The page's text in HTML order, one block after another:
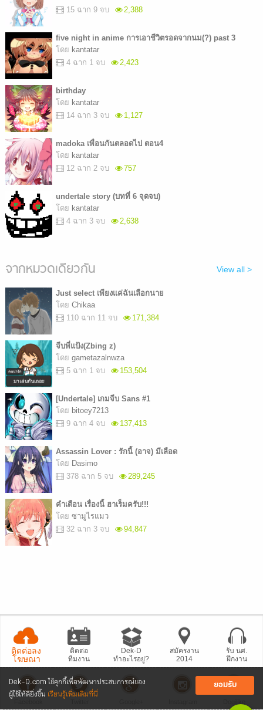
Dek-D.com ใช้คุกกี้เพื่อพัฒนาประสบการณ์ของ
ผู้ใช้ให้ดียิ่งขึ้น เรียนรู้เพิ่มเติมที่นี่
ยอมรับ
15 ฉาก 9 จบ
2,388
five night in anime การเอาชีวิตรอดจากนม(?) past 3
โดย kantatar
4 ฉาก 1 จบ
2,423
birthday
โดย kantatar
14 ฉาก 3 จบ
1,127
madoka เพื่อนกันตลอดไป ตอน4
โดย kantatar
12 ฉาก 2 จบ
757
undertale story (บทที่ 6 จุดจบ)
โดย kantatar
4 ฉาก 3 จบ
2,638
จากหมวดเดียวกัน View all >
Just select เพียงแค่ฉันเลือกนาย
โดย Chikaa
110 ฉาก 11 จบ
171,384
จีบพี่แป้ง(Zbing z)
โดย gametazalnwza
5 ฉาก 1 จบ
153,504
[Undertale] เกมจีบ Sans #1
โดย bitoey7213
9 ฉาก 4 จบ
137,413
Assassin Lover : รักนี้ (อาจ) มีเลือด
โดย Dasimo
378 ฉาก 5 จบ
289,245
คำเตือน เรื่องนี้ ฮาเร็มครับ!!!
โดย ซามูไรแมว
32 ฉาก 3 จบ
94,847
ติดต่อลง
โฆษณา
ติดต่อ
ทีมงาน
Dek-D
ทำอะไรอยู่?
สมัครงาน
2014
รับ นศ.
ฝึกงาน